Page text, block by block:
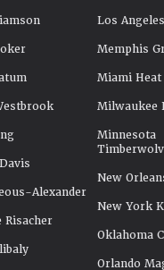
Alexander
Risacher
Los
Memphis
Miami Heat
Milwaukee
Minnesota
New
New York
Oklahoma
Orlando